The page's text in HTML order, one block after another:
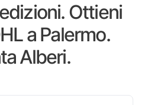
Ottieni
a Palermo.
Alberi.